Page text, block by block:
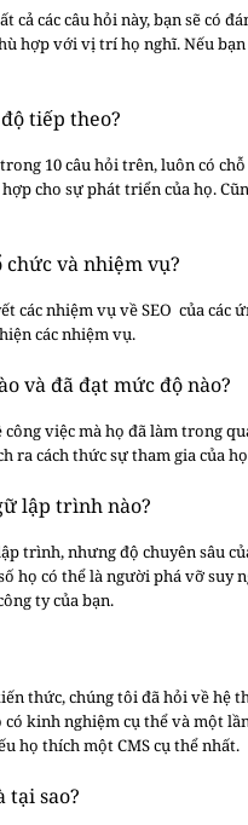
cả các câu hỏi này, bạn sẽ có
hợp với vị trí họ nghĩ. Nếu
tiếp theo?
10 câu hỏi trên, luôn có
cho sự phát triển của họ.
và nhiệm vụ?
các nhiệm vụ về SEO của các
các nhiệm vụ.
và đã đạt mức độ nào?
việc mà họ đã làm trong
ra cách thức sự tham gia của
lập trình nào?
trình, nhưng độ chuyên sâu
họ có thể là người phá vỡ suy
ty của bạn.
thức, chúng tôi đã hỏi về hệ
kinh nghiệm cụ thể và một
họ thích một CMS cụ thể nhất.
tại sao?